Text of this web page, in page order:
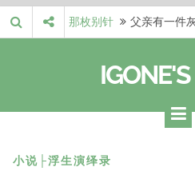
Skip
to
那枚别针
父亲有一件
自己的生活和命…
梁冬 |…
梁冬：有一些
理，完成了一次彻…
梁冬 |…
梁冬：总还有
也没有那么强的…
那面旗，…
小说├浮生演绎录